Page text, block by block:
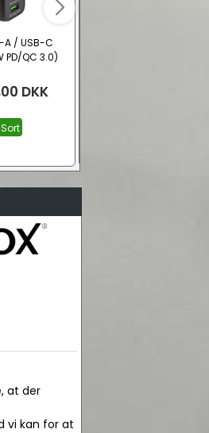
A / USB-C
QC 3.0)
DKK
Sort
at der
vi kan for at